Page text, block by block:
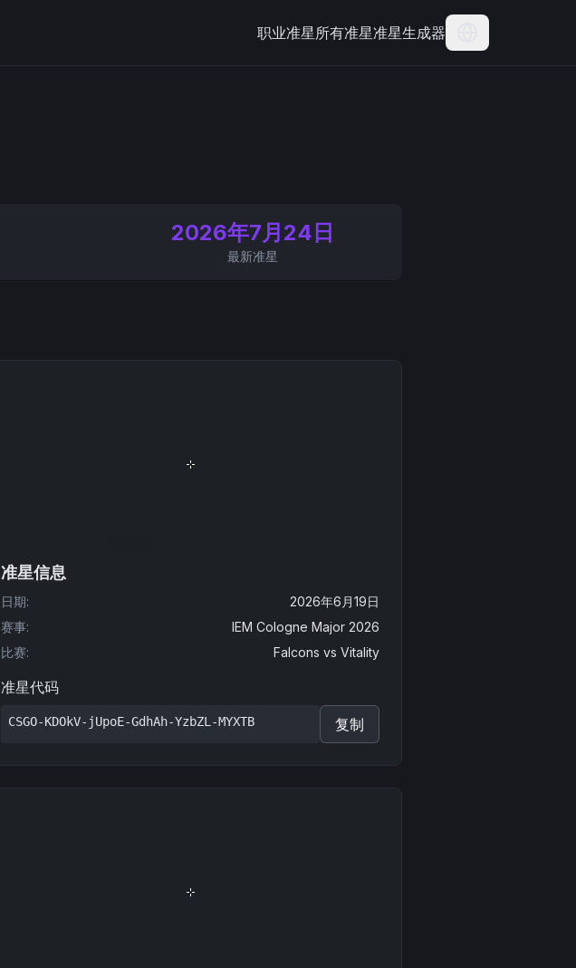
职业准星所有准星准星生成器
Current
2026年7月24日
最新准星
准星信息
日期:
2026年6月19日
赛事:
IEM Cologne Major 2026
比赛: Falcons vs Vitality
准星代码
CSGO-KDOkV-jUpoE-GdhAh-YzbZL-MYXTB 复制